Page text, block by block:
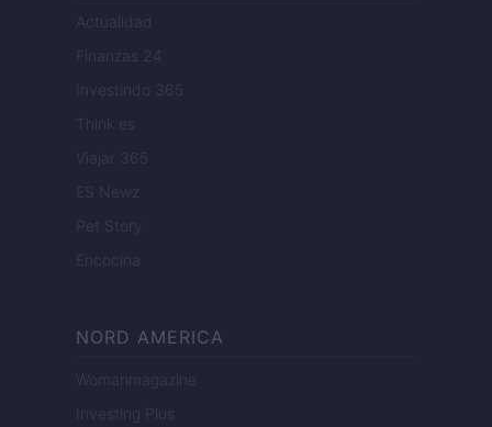
Actualidad
Finanzas 24
Investindo 365
Think.es
Viajar 365
ES Newz
Pet Story
Encocina
NORD AMERICA
Womanmagazine
Investing Plus